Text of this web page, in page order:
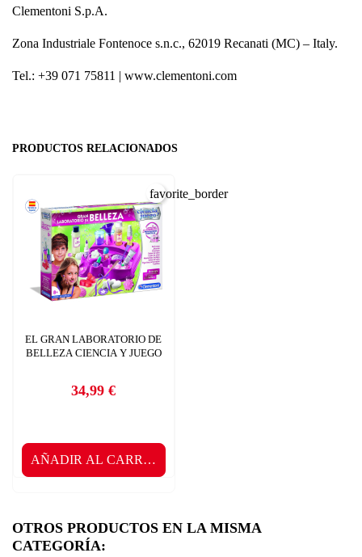
Clementoni S.p.A.
Zona Industriale Fontenoce s.n.c., 62019 Recanati (MC) – Italy.
Tel.: +39 071 75811 | www.clementoni.com
PRODUCTOS RELACIONADOS
EL GRAN LABORATORIO DE
BELLEZA CIENCIA Y JUEGO
Precio
34,99 €
AÑADIR AL CARRITO
favorite_border
OTROS PRODUCTOS EN LA MISMA
CATEGORÍA: